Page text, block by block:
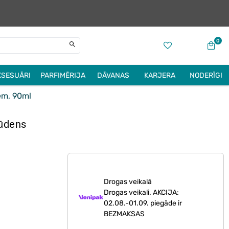
0
PARFIMĒRIJA DĀVANAS KARJERA NODERĪGI
90ml
Drogas veikalā
Drogas veikali. AKCIJA:
02.08.-01.09. piegāde ir
BEZMAKSAS